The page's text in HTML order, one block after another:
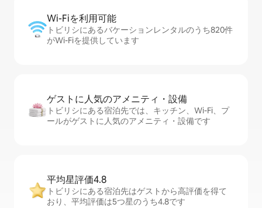
Wi-Fiを利⁠用⁠可⁠能
トビリシにあるバケーションレンタルのうち820件
がWi-Fiを提供しています
ゲストに人⁠気⁠のア⁠メ⁠ニ⁠テ⁠ィ・設⁠備
トビリシにある宿泊先では、キッチン、Wi-Fi、プ
ールがゲストに人気のアメニティ・設備です
平均星評価4.8
トビリシにある宿泊先はゲストから高評価を得て
おり、平均評価は5つ星のうち4.8です